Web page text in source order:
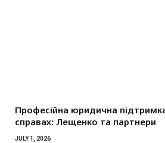
Професійна юридична
справах: Лещенко та партнери
JULY 1, 2026